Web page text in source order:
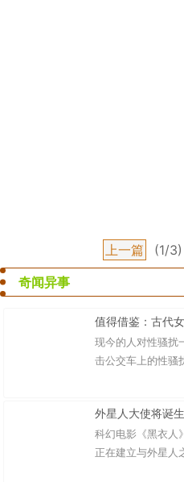
上一篇 (1/3)
奇闻异事
值得借鉴：古代
现今的人对性骚扰
击公交车上的性骚
外星人大使将诞
科幻电影《黑衣人
正在建立与外星人